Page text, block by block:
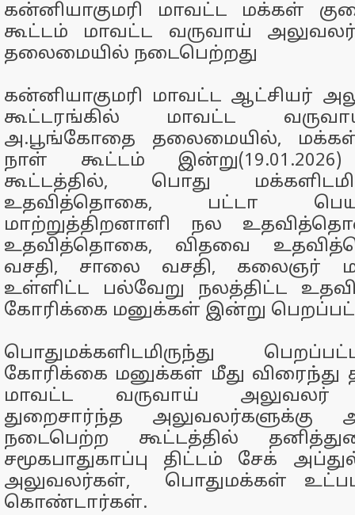
கன்னியாகுமரி மாவட்ட மக்கள்
கூட்டம் மாவட்ட வருவாய்
தலைமையில் நடைபெற்றது
கன்னியாகுமரி மாவட்ட ஆட்சியர்
கூட்டரங்கில் மாவட்ட
அ.பூங்கோதை தலைமையில், மக்கள்
நாள் கூட்டம்
கூட்டத்தில், பொது
உதவித்தொகை, பட்டா
மாற்றுத்திறனாளி நல
உதவித்தொகை, விதவை
வசதி, சாலை வசதி, கலைஞர்
உள்ளிட்ட பல்வேறு நலத்திட்ட
கோரிக்கை மனுக்கள் இன்று
பொதுமக்களிடமிருந்து
கோரிக்கை மனுக்கள் மீது விரைந்து
மாவட்ட வருவாய் அலுவலர்
துறைசார்ந்த அலுவலர்களுக்கு
நடைபெற்ற கூட்டத்தில்
சமூகபாதுகாப்பு திட்டம் சேக்
அலுவலர்கள், பொதுமக்கள்
கொண்டார்கள்.